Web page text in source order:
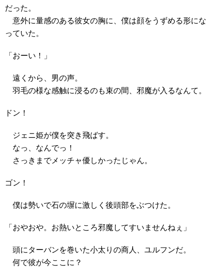
だった。
意外に量感のある彼女の胸に、僕は顔をうずめる形にな
っていた。
「おーい！」
遠くから、男の声。
羽毛の様な感触に浸るのも束の間、邪魔が入るなんて。
ドン！
ジェニ姫が僕を突き飛ばす。
なっ、なんでっ！
さっきまでメッチャ優しかったじゃん。
ゴン！
僕は勢いで石の塀に激しく後頭部をぶつけた。
「おやおや。お熱いところ邪魔してすいませんねぇ」
頭にターバンを巻いた小太りの商人、ユルフンだ。
何で彼が今ここに？